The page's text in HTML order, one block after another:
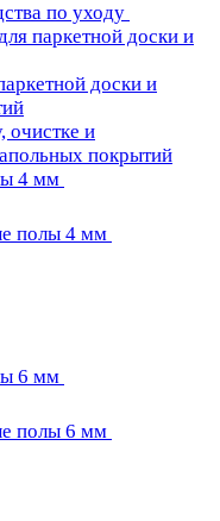
по уходу
паркетной доски и
доски и
очистке и
покрытий
4 мм
полы 4 мм
6 мм
полы 6 мм